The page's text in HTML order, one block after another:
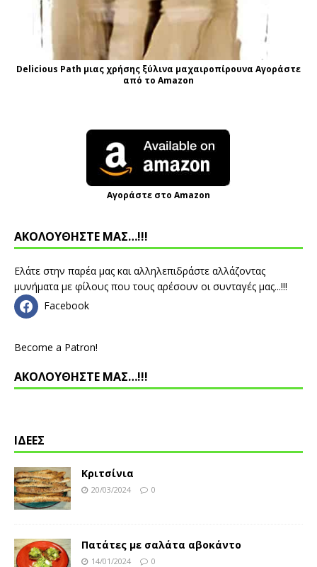
Delicious Path μιας χρήσης ξύλινα μαχαιροπίρουνα Αγοράστε
από το Amazon
Αγοράστε στο Amazon
ΑΚΟΛΟΥΘΗΣΤΕ ΜΑΣ…!!!
Ελάτε στην παρέα μας και αλληλεπιδράστε αλλάζοντας
μυνήματα με φίλους που τους αρέσουν οι συνταγές μας...!!!
Facebook
Become a Patron!
ΑΚΟΛΟΥΘΗΣΤΕ ΜΑΣ…!!!
ΙΔΕΕΣ
Κριτσίνια
20/03/2024 0
Πατάτες με σαλάτα αβοκάντο
14/01/2024 0